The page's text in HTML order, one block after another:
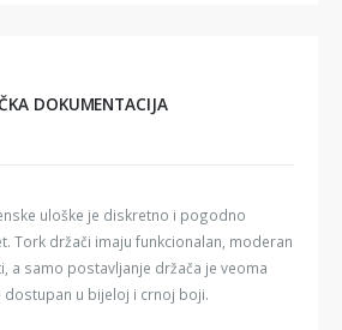
DOKUMENTACIJA
uloške je diskretno i pogodno
Tork držači imaju funkcionalan, moderan
a samo postavljanje držača je veoma
dostupan u bijeloj i crnoj boji.